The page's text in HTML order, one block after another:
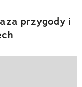
przygody i